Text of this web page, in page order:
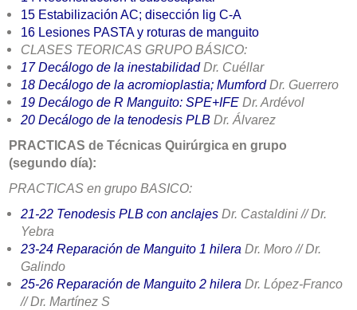
15 Estabilización AC; disección lig C-A
16 Lesiones PASTAy roturas de manguito
CLASES TEORICAS GRUPO BÁSICO:
17 Decálogo de la inestabilidadDr. Cuéllar
18Decálogo de la acromioplastia; MumfordDr. Guerrero
19Decálogo de R Manguito: SPE+IFEDr. Ardévol
20Decálogo de la tenodesis PLBDr. Álvarez
PRACTICAS de Técnicas Quirúrgica en grupo
(segundo día):
PRACTICAS en grupo BASICO:
21-22 Tenodesis PLB con anclajesDr. Castaldini // Dr.
Yebra
23-24Reparación deManguito 1 hilera Dr. Moro // Dr.
Galindo
25-26Reparación deManguito 2 hilera Dr. López-Franco
// Dr. Martínez S